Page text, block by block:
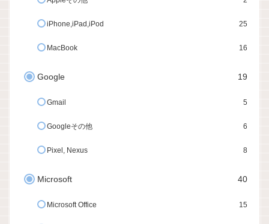
iPhone,iPad,iPod 25
MacBook 16
Google 19
Gmail 5
Googleその他 6
Pixel, Nexus 8
Microsoft 40
Microsoft Office 15